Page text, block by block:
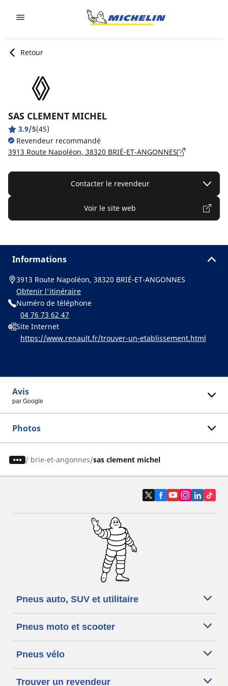
Retour
SAS CLEMENT MICHEL
3.9/5(45)
Revendeur recommandé
3913 Route Napoléon, 38320 BRIÉ-ET-ANGONNES
Contacter le revendeur
Voir le site web
Informations
3913 Route Napoléon, 38320 BRIÉ-ET-ANGONNES
Obtenir l'itinéraire
Numéro de téléphone
04 76 73 62 47
Site Internet
https://www.renault.fr/trouver-un-etablissement.html
Avis
par Google
Photos
/ brie-et-angonnes sas clement michel
Pneus auto, SUV et utilitaire
Pneus moto et scooter
Pneus vélo
Trouver un revendeur